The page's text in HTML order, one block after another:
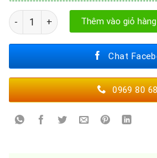
Bếp từ YAMATO IHC-Y399 số lượng
Thêm vào giỏ hàng
Chat
0969 80